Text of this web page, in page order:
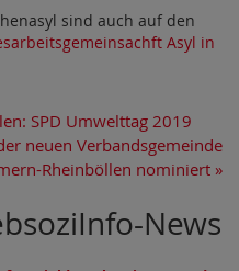
sind auch auf den
Asyl in
SPD Umwelttag 2019
neuen Verbandsgemeinde
Rheinböllen nominiert »
News